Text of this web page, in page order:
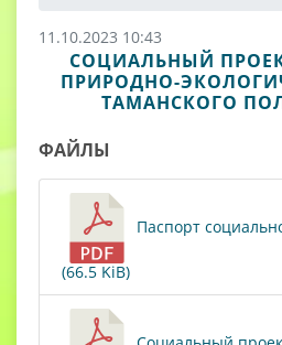
11.10.2023 10:43
СОЦИАЛЬНЫЙ
ПРИРОДНО-
ТАМАНСКОГО
ФАЙЛЫ
Паспорт
(66.5 KiB)